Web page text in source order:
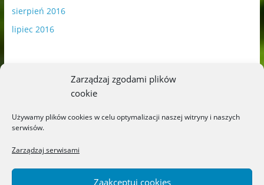
Zarządzaj zgodami plików
cookie
Używamy plików cookies w celu optymalizacji naszej witryny i naszych
serwisów.
Zarządzaj serwisami
Zaakceptuj cookies
sierpień 2016
lipiec 2016